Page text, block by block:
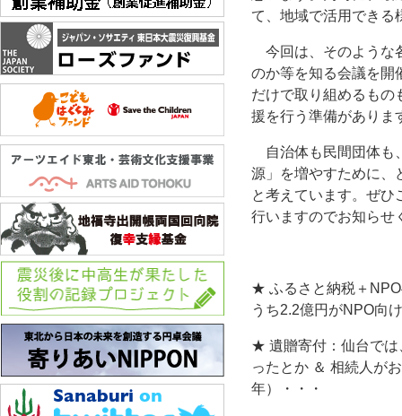
て、地域で活用できる
今回は、そのような
のか等を知る会議を開
だけで取り組めるもの
援を行う準備がありま
自治体も民間団体も
源」を増やすために、
と考えています。ぜひ
行いますのでお知らせ
★ ふるさと納税＋
うち2.2億円がNPO向
★ 遺贈寄付：仙台では
ったとか ＆ 相続人が
年）・・・